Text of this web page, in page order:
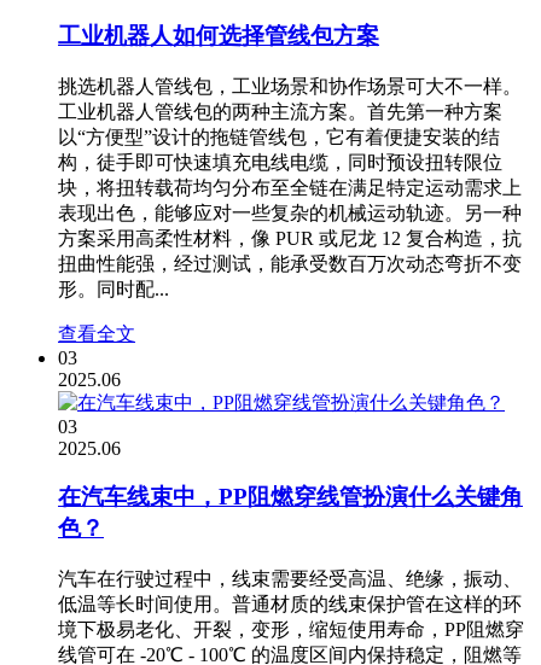
工业机器人如何选择管线包方案
挑选机器人管线包，工业场景和协作场景可大不一样。
工业机器人管线包的两种主流方案。首先第一种方案
以“方便型”设计的拖链管线包，它有着便捷安装的结
构，徒手即可快速填充电线电缆，同时预设扭转限位
块，将扭转载荷均匀分布至全链在满足特定运动需求上
表现出色，能够应对一些复杂的机械运动轨迹。另一种
方案采用高柔性材料，像 PUR 或尼龙 12 复合构造，抗
扭曲性能强，经过测试，能承受数百万次动态弯折不变
形。同时配...
查看全文
03
2025.06
03
2025.06
在汽车线束中，PP阻燃穿线管扮演什么关键角
色？
汽车在行驶过程中，线束需要经受高温、绝缘，振动、
低温等长时间使用。普通材质的线束保护管在这样的环
境下极易老化、开裂，变形，缩短使用寿命，PP阻燃穿
线管可在 -20℃ - 100℃ 的温度区间内保持稳定，阻燃等